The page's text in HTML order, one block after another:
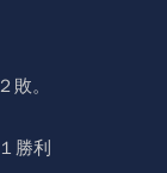
。
勝利